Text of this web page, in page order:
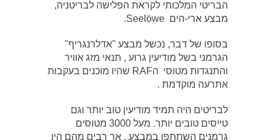
הבריטי המלכותי לקראת הפלישה לבריטניה,
מבצע ארי-הים Seelöwe.
בסופו של דבר, נכשל מבצע "אדלרנגריף"
הגרמני בשל מודיעין גרוע , תנאי מזג אוויר
והתנגדות מטוסי הRAF שהיו מוכנים בעקבות
אתרעה מוקדמת .
לבריטים היה תמיד מודיעין טוב יותר וגם
טייסים טובים יותר. מעל 3000 מטוסים
גרמנים השתתפו במבצע , אך רבים מהם היו